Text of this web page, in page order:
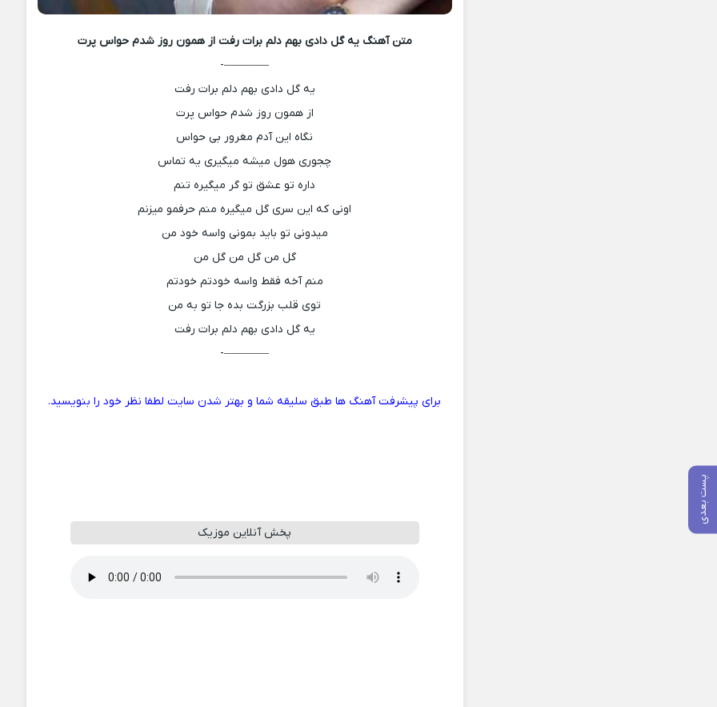
پست بعدی
متن آهنگ یه گل دادی بهم دلم برات رفت از همون روز شدم حواس پرت
————-
یه گل دادی بهم دلم برات رفت
از همون روز شدم حواس پرت
نگاه این آدم مغرور بی حواس
چجوری هول میشه میگیری یه تماس
داره تو عشق تو گر میگیره تنم
اونی که این سری گل میگیره منم حرفمو میزنم
میدونی تو باید بمونی واسه خود من
گل من گل من گل من
منم آخه فقط واسه خودتم خودتم
توی قلب بزرگت بده جا تو به من
یه گل دادی بهم دلم برات رفت
————-
برای پیشرفت آهنگ ها طبق سلیقه شما و بهتر شدن سایت لطفا نظر خود را بنویسید.
پخش آنلاین موزیک